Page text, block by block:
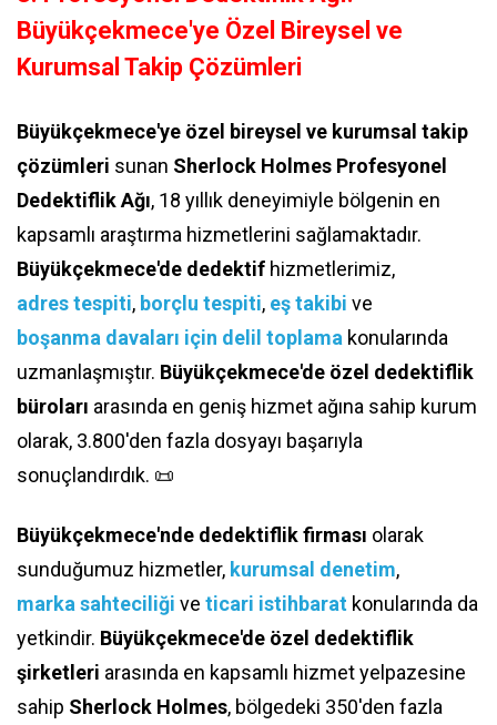
Büyükçekmece'ye Özel Bireysel ve
Kurumsal Takip Çözümleri
Büyükçekmece'ye özel bireysel ve kurumsal takip
çözümleri sunan Sherlock Holmes Profesyonel
Dedektiflik Ağı, 18 yıllık deneyimiyle bölgenin en
kapsamlı araştırma hizmetlerini sağlamaktadır.
Büyükçekmece'de dedektif hizmetlerimiz,
adres tespiti, borçlu tespiti, eş takibi ve
boşanma davaları için delil toplama konularında
uzmanlaşmıştır. Büyükçekmece'de özel dedektiflik
büroları arasında en geniş hizmet ağına sahip kurum
olarak, 3.800'den fazla dosyayı başarıyla
sonuçlandırdık. 📜
Büyükçekmece'nde dedektiflik firması olarak
sunduğumuz hizmetler, kurumsal denetim,
marka sahteciliği ve ticari istihbarat konularında da
yetkindir. Büyükçekmece'de özel dedektiflik
şirketleri arasında en kapsamlı hizmet yelpazesine
sahip Sherlock Holmes, bölgedeki 350'den fazla